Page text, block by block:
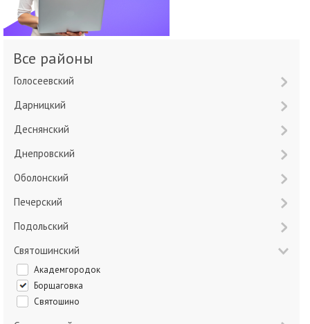
Все районы
Голосеевский
Дарницкий
Деснянский
Днепровский
Оболонский
Печерский
Подольский
Святошинский
Академгородок
Борщаговка
Святошино